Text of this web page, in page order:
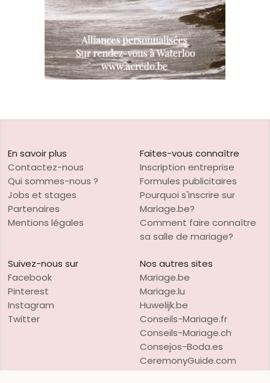
En savoir plus
Contactez-nous
Qui sommes-nous ?
Jobs et stages
Partenaires
Mentions légales
Faites-vous connaître
Inscription entreprise
Formules publicitaires
Pourquoi s'inscrire sur
Mariage.be?
Comment faire connaître
sa salle de mariage?
Suivez-nous sur
Facebook
Pinterest
Instagram
Twitter
Nos autres sites
Mariage.be
Mariage.lu
Huwelijk.be
Conseils-Mariage.fr
Conseils-Mariage.ch
Consejos-Boda.es
CeremonyGuide.com